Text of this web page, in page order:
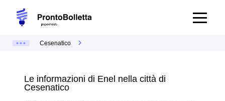
Cesenatico
Le informazioni di Enel nella città di
Cesenatico